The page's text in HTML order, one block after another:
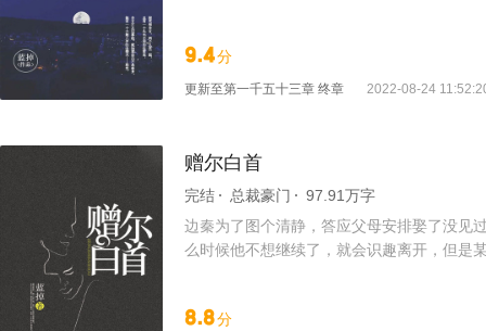
9.4分
更新至第一千五十三章 终章 2022-08-24
赠尔白首
完结 总裁豪门
97.91万字
边秦为了图个清静，答应父母安排娶了没见
么时候他不想继续了，就会识趣离开，但
8.8分